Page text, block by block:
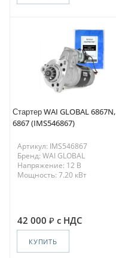
Стартер WAI GLOBAL 6867N,
6867 (IMS546867)
Артикул: IMS546867
Бренд: WAI GLOBAL
Напряжение: 12 В
Мощность: 7.20 кВт
42 000 с НДС
КУПИТЬ